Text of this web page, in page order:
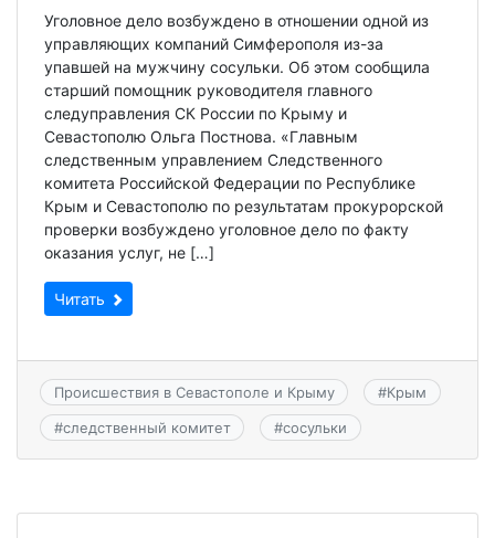
Уголовное дело возбуждено в отношении одной из
управляющих компаний Симферополя из-за
упавшей на мужчину сосульки. Об этом сообщила
старший помощник руководителя главного
следуправления СК России по Крыму и
Севастополю Ольга Постнова. «Главным
следственным управлением Следственного
комитета Российской Федерации по Республике
Крым и Севастополю по результатам прокурорской
проверки возбуждено уголовное дело по факту
оказания услуг, не […]
Читать
Происшествия в Севастополе и Крыму #Крым
#следственный комитет #сосульки